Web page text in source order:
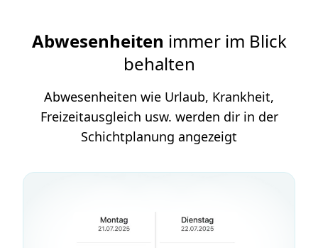
Abwesenheiten immer im Blick
behalten
Abwesenheiten wie Urlaub, Krankheit,
Freizeitausgleich usw. werden dir in der
Schichtplanung angezeigt